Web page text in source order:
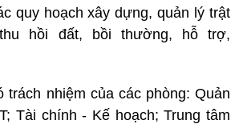
quy hoạch xây dựng, quản lý trật
hồi đất, bồi thường, hỗ trợ,
trách nhiệm của các phòng: Quản
Tài chính - Kế hoạch; Trung tâm